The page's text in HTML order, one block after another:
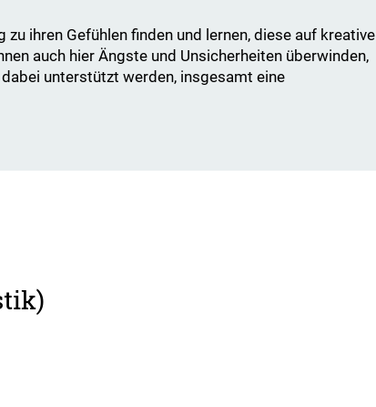
ihren Gefühlen finden und lernen, diese auf kreative
auch hier Ängste und Unsicherheiten überwinden,
unterstützt werden, insgesamt eine